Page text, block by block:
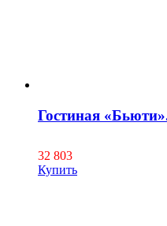
Гостиная
32 803
Купить